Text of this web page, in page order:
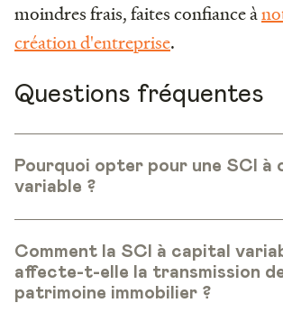
moindres frais, faites confiance à
création d'entreprise.
Questions fréquentes
Pourquoi opter pour une SCI à
variable ?
Comment la SCI à capital
affecte-t-elle la transmission
patrimoine immobilier ?